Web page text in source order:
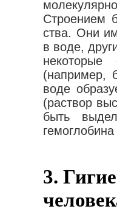
Строением
ства. Они
в воде,
некоторые
(например,
воде
(раствор
быть
3.